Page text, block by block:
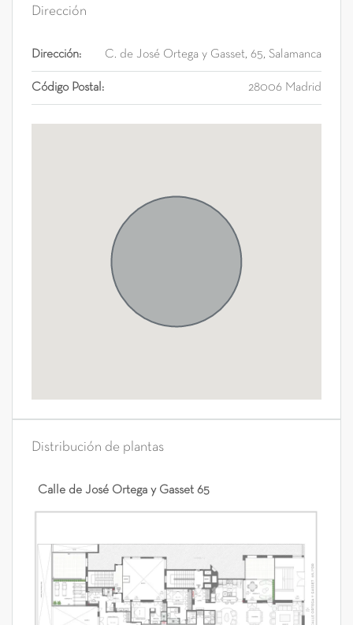
Dirección
Dirección: C. de José Ortega y Gasset, 65, Salamanca
Código Postal: 28006 Madrid
Distribución de plantas
Calle de José Ortega y Gasset 65